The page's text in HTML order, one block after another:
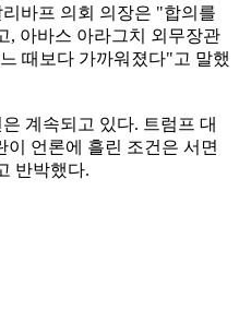
바프 의회 의장은 "합의를
, 아바스 아라그치 외무장관
때보다 가까워졌다"고 말했
계속되고 있다. 트럼프 대
이 언론에 흘린 조건은 서면
반박했다.